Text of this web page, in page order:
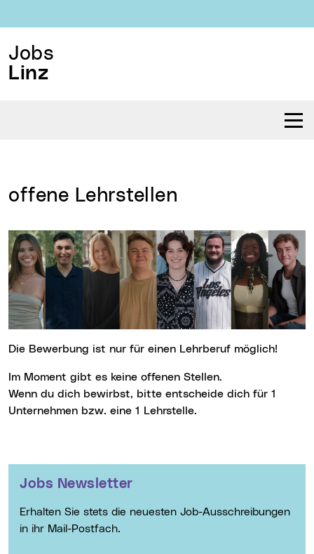
Jobs
Linz
offene Lehrstellen
Die Bewerbung ist nur für einen Lehrberuf möglich!
Im Moment gibt es keine offenen Stellen.
Wenn du dich bewirbst, bitte entscheide dich für 1
Unternehmen bzw. eine 1 Lehrstelle.
Jobs Newsletter
Erhalten Sie stets die neuesten Job-Ausschreibungen
in ihr Mail-Postfach.